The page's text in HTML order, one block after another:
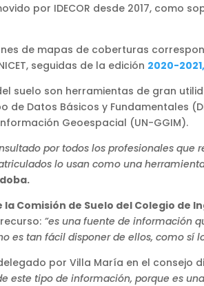
por IDECOR desde 2017, como
de mapas de coberturas
seguidas de la edición 2020-
suelo son herramientas de gran
Datos Básicos y Fundamentales
Geoespacial (UN-GGIM).
por todos los profesionales
lo usan como una
Comisión de Suelo del Colegio de
”es una fuente de información
es tan fácil disponer de ellos, como sí
por Villa María en el
este tipo de información, porque es